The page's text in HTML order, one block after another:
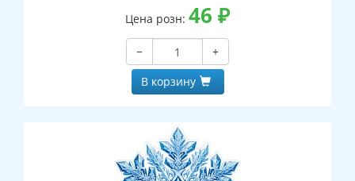
Цена розн: 46 ₽
−
+
В корзину